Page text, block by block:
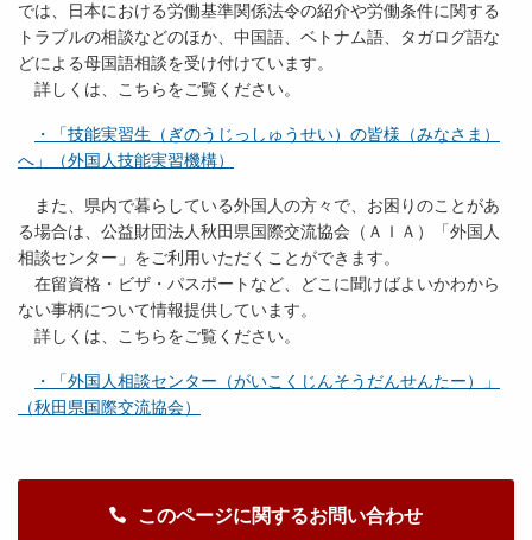
では、日本における労働基準関係法令の紹介や労働条件に関する
トラブルの相談などのほか、中国語、ベトナム語、タガログ語な
どによる母国語相談を受け付けています。
詳しくは、こちらをご覧ください。
・「技能実習生（ぎのうじっしゅうせい）の皆様（みなさま）
へ」（外国人技能実習機構）
また、県内で暮らしている外国人の方々で、お困りのことがあ
る場合は、公益財団法人秋田県国際交流協会（ＡＩＡ）「外国人
相談センター」をご利用いただくことができます。
在留資格・ビザ・パスポートなど、どこに聞けばよいかわから
ない事柄について情報提供しています。
詳しくは、こちらをご覧ください。
・「外国人相談センター（がいこくじんそうだんせんたー）」
（秋田県国際交流協会）
このページに関するお問い合わせ